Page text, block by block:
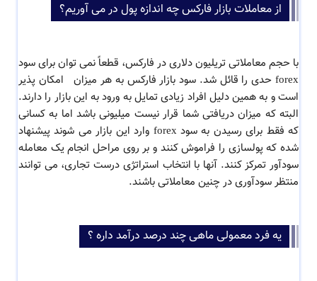
از معاملات بازار فارکس چه اندازه پول در می آوریم؟
با حجم معاملاتی تریلیون دلاری در فارکس، قطعاً نمی توان برای سود
forex حدی را قائل شد. سود بازار فارکس به هر میزان امکان پذیر
است و به همین دلیل افراد زیادی تمایل به ورود به این بازار را دارند.
البته که میزان دریافتی شما قرار نیست میلیونی باشد اما به کسانی
که فقط برای رسیدن به سود forex وارد این بازار می شوند پیشنهاد
شده که پولسازی را فراموش کنند و بر روی مراحل انجام یک معامله
سودآور تمرکز کنند. آنها با انتخاب استراتژی درست تجاری، می توانند
منتظر سودآوری در چنین معاملاتی باشند.
یه فرد معمولی ماهی چند درصد درآمد داره ؟